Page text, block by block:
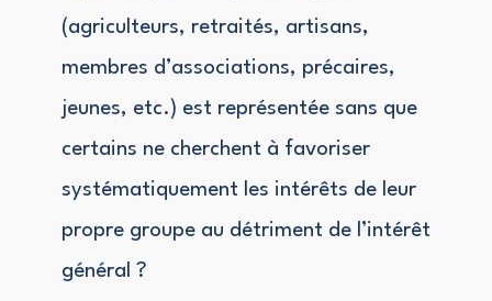
(agriculteurs, retraités, artisans,
membres d’associations, précaires,
jeunes, etc.) est représentée sans que
certains ne cherchent à favoriser
systématiquement les intérêts de leur
propre groupe au détriment de l’intérêt
général ?